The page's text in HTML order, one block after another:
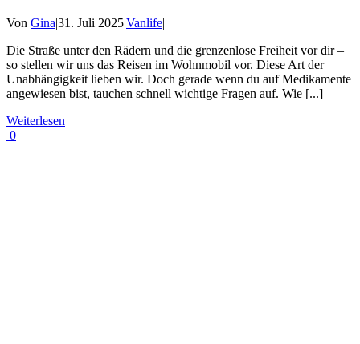
Von Gina|31. Juli 2025|Vanlife|
Die Straße unter den Rädern und die grenzenlose Freiheit vor dir –
so stellen wir uns das Reisen im Wohnmobil vor. Diese Art der
Unabhängigkeit lieben wir. Doch gerade wenn du auf Medikamente
angewiesen bist, tauchen schnell wichtige Fragen auf. Wie [...]
Weiterlesen
0